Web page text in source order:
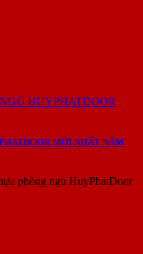
MỚI NHẤT NĂM
phòng ngủ HuyPhatDoor